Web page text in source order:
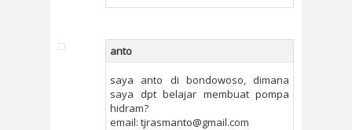
anto
saya anto di bondowoso, dimana
saya dpt belajar membuat pompa
hidram?
email: tjrasmanto@gmail.com